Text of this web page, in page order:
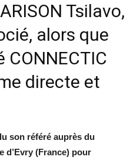
Tsilavo,
alors que
CONNECTIC
directe et
son référé auprès du
d’Evry (France) pour